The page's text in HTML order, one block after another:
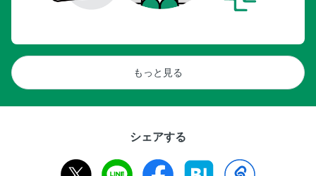
もっと見る
シェアする